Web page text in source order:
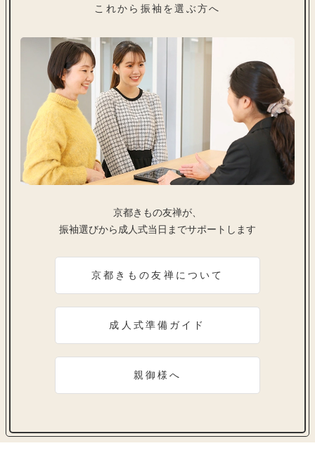
これから振袖を選ぶ方へ
京都きもの友禅が、
振袖選びから成人式当日までサポートします
京都きもの友禅について
成人式準備ガイド
親御様へ